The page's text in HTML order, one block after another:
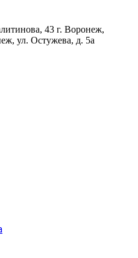
43 г. Воронеж,
ул. Остужева, д. 5а